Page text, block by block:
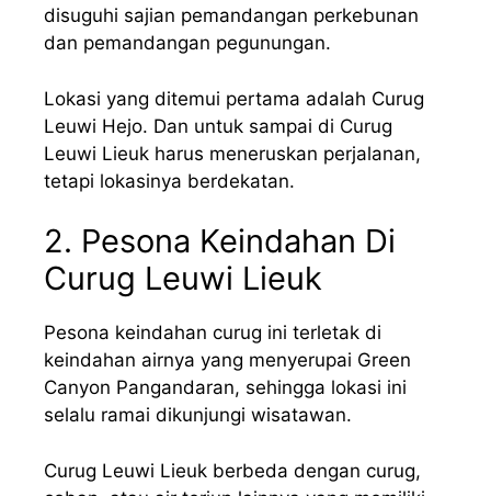
disuguhi sajian pemandangan perkebunan
dan pemandangan pegunungan.
Lokasi yang ditemui pertama adalah Curug
Leuwi Hejo. Dan untuk sampai di Curug
Leuwi Lieuk harus meneruskan perjalanan,
tetapi lokasinya berdekatan.
2. Pesona Keindahan Di
Curug Leuwi Lieuk
Pesona keindahan curug ini terletak di
keindahan airnya yang menyerupai Green
Canyon Pangandaran, sehingga lokasi ini
selalu ramai dikunjungi wisatawan.
Curug Leuwi Lieuk berbeda dengan curug,